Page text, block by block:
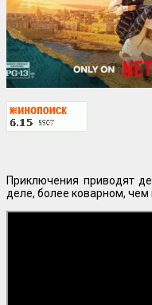
Приключения приводят
деле, более коварном, чем